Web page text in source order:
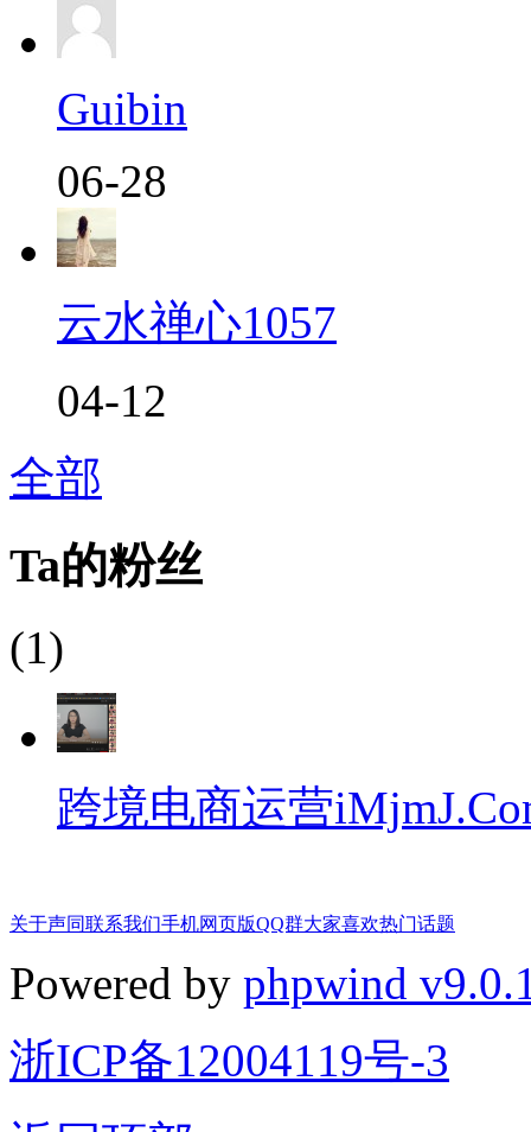
Guibin
06-28
云水禅心1057
04-12
全部
Ta的粉丝
(1)
跨境电商运营
关于声同联系我们手机网页版QQ群大家喜欢热门话题
Powered by phpwind
浙ICP备12004119号-3